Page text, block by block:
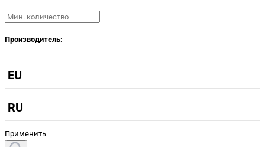
Производитель:
EU
RU
Применить